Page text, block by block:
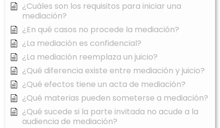
¿Cuáles son los requisitos para iniciar una
mediación?
¿En qué casos no procede la mediación?
¿La mediación es confidencial?
¿La mediación reemplaza un juicio?
¿Qué diferencia existe entre mediación y juicio?
¿Qué efectos tiene un acta de mediación?
¿Qué materias pueden someterse a mediación?
¿Qué sucede si la parte invitada no acude a la
audiencia de mediación?